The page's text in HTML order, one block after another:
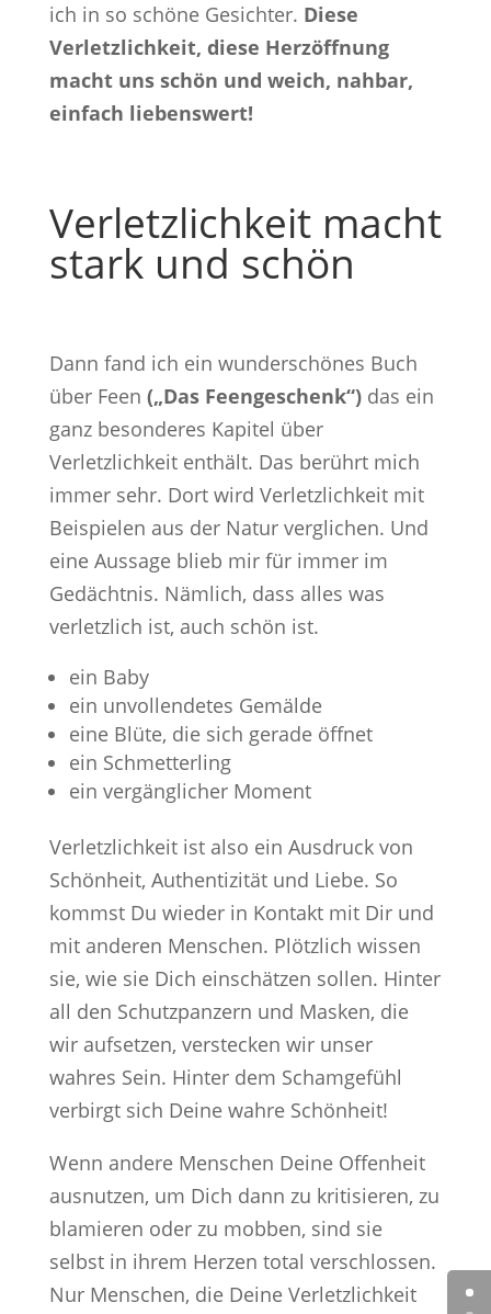
ich in so schöne Gesichter. Diese
Verletzlichkeit, diese Herzöffnung
macht uns schön und weich, nahbar,
einfach liebenswert!
Verletzlichkeit macht
stark und schön
Dann fand ich ein wunderschönes Buch
über Feen („Das Feengeschenk“)das ein
ganz besonderes Kapitel über
Verletzlichkeit enthält. Das berührt mich
immer sehr. Dort wird Verletzlichkeit mit
Beispielen aus der Natur verglichen. Und
eine Aussage blieb mir für immer im
Gedächtnis. Nämlich, dass alles was
verletzlich ist, auch schön ist.
ein Baby
ein unvollendetes Gemälde
eine Blüte, die sich gerade öffnet
ein Schmetterling
ein vergänglicher Moment
Verletzlichkeit ist also ein Ausdruck von
Schönheit, Authentizität und Liebe. So
kommst Du wieder in Kontakt mit Dir und
mit anderen Menschen. Plötzlich wissen
sie, wie sie Dich einschätzen sollen. Hinter
all den Schutzpanzern und Masken, die
wir aufsetzen, verstecken wir unser
wahres Sein. Hinter dem Schamgefühl
verbirgt sich Deine wahre Schönheit!
Wenn andere Menschen Deine Offenheit
ausnutzen, um Dich dann zu kritisieren, zu
blamieren oder zu mobben, sind sie
selbst in ihrem Herzen total verschlossen.
Nur Menschen, die Deine Verletzlichkeit